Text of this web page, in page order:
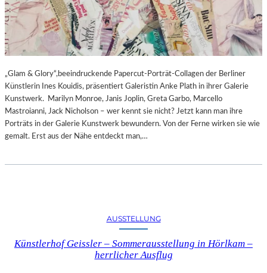
„Glam & Glory“,beeindruckende Papercut-Porträt-Collagen der Berliner
Künstlerin Ines Kouidis, präsentiert Galeristin Anke Plath in ihrer Galerie
Kunstwerk. Marilyn Monroe, Janis Joplin, Greta Garbo, Marcello
Mastroianni, Jack Nicholson – wer kennt sie nicht? Jetzt kann man ihre
Porträts in der Galerie Kunstwerk bewundern. Von der Ferne wirken sie wie
gemalt. Erst aus der Nähe entdeckt man,…
AUSSTELLUNG
Künstlerhof Geissler – Sommerausstellung in Hörlkam –
herrlicher Ausflug